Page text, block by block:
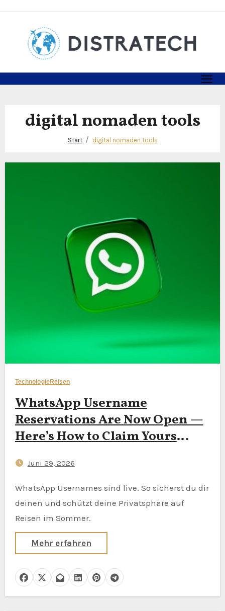
springen
digital nomaden tools
Start digital nomaden tools
TechnologieReisen
WhatsApp Username
Reservations Are Now Open —
Here’s How to Claim Yours
Juni 29, 2026
WhatsApp Usernames sind live. So sicherst du dir
deinen und schützt deine Privatsphäre auf
Reisen im Sommer.
Mehr erfahren